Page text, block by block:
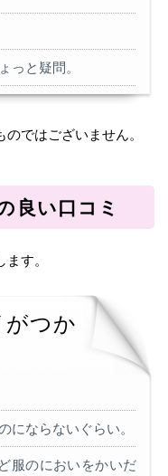
っと疑問。
ではございません。
良い口コミ
す。
つか
にならないぐらい。
服のにおいをかいだ